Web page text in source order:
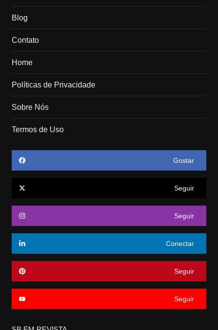
Blog
Contato
Home
Políticas de Privacidade
Sobre Nós
Termos de Uso
Gostar
Seguir
Seguir
Conectar
Seguir
Seguir